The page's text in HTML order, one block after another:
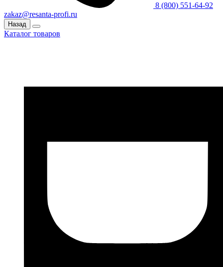
8 (800) 551-64-92
zakaz@resanta-profi.ru
Назад
Каталог товаров